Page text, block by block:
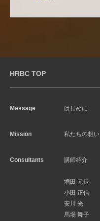
HRBC TOP
Message はじめに
Mission 私たちの想い
Consultants 講師紹介
増田 元長
小田 正信
安川 光
馬場 舞子